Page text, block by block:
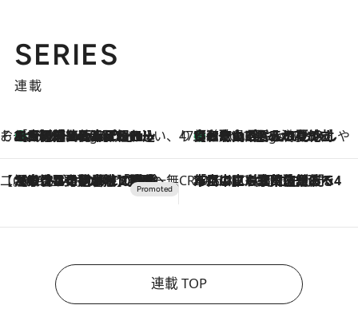
SERIES
連載
そおだよおこの関西おいしい、おやつ紀行9 Hours Ago
［大阪府箕面市］一皿一皿目の前で仕上げられる、料理を巧みに組み込んだアシェットデセールコース「ミチル アシェット デセール（Michiru assiette dessert）」 47都道府県の手みやげ ひんやりスイーツで夏を満喫
9 Hours Ago
【和歌山県】この夏絶対食べたい 冷やしておいしいおやつ3選 みかんがごろっと丸ごと入ったジュレ
【CREA×星野リゾート】唯一無二。癒しと発見が待つ場所へ
2026.8.7
【トンボの足水浴】ヒノキの香りに包まれて涼感マックス！約13℃の湧水かけ流しを避暑地「星野温泉 トンボの湯」で体験 CREA'S CHOICE
2026.8.7
「立川にも歌舞伎があるんだよ」 片岡仁左衛門・市川中車ら豪華座組みで4年目の立川立飛歌舞伎へ
連載 TOP